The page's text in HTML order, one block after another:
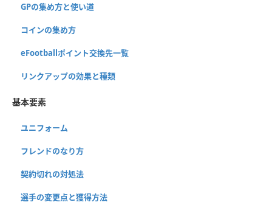
GPの集め方と使い道
コインの集め方
eFootballポイント交換先一覧
リンクアップの効果と種類
基本要素
ユニフォーム
フレンドのなり方
契約切れの対処法
選手の変更点と獲得方法